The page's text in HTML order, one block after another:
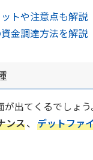
トや注意点も解説
金調達方法を解説
出てくるでしょ
ンス、 デットファ